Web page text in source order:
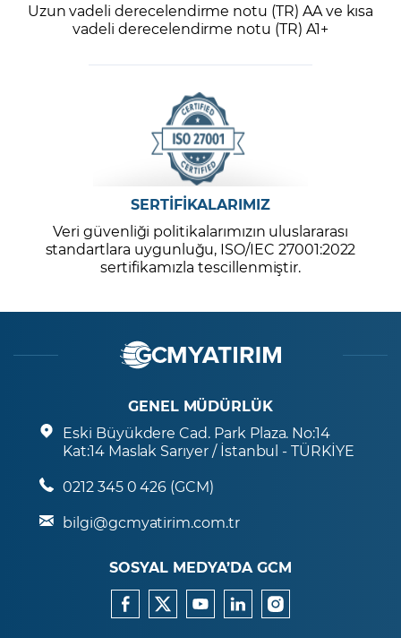
Uzun vadeli derecelendirme notu (TR) AA ve kısa
vadeli derecelendirme notu (TR) A1+
SERTİFİKALARIMIZ
Veri güvenliği politikalarımızın uluslararası
standartlara uygunluğu, ISO/IEC 27001:2022
sertifikamızla tescillenmiştir.
GENEL MÜDÜRLÜK
Eski Büyükdere Cad. Park Plaza. No:14
Kat:14 Maslak Sarıyer / İstanbul - TÜRKİYE
0212 345 0 426 (GCM)
bilgi@gcmyatirim.com.tr
SOSYAL MEDYA’DA GCM